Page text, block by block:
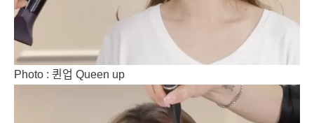
Photo : 퀸업 Queen up